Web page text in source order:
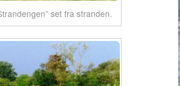
set fra stranden.